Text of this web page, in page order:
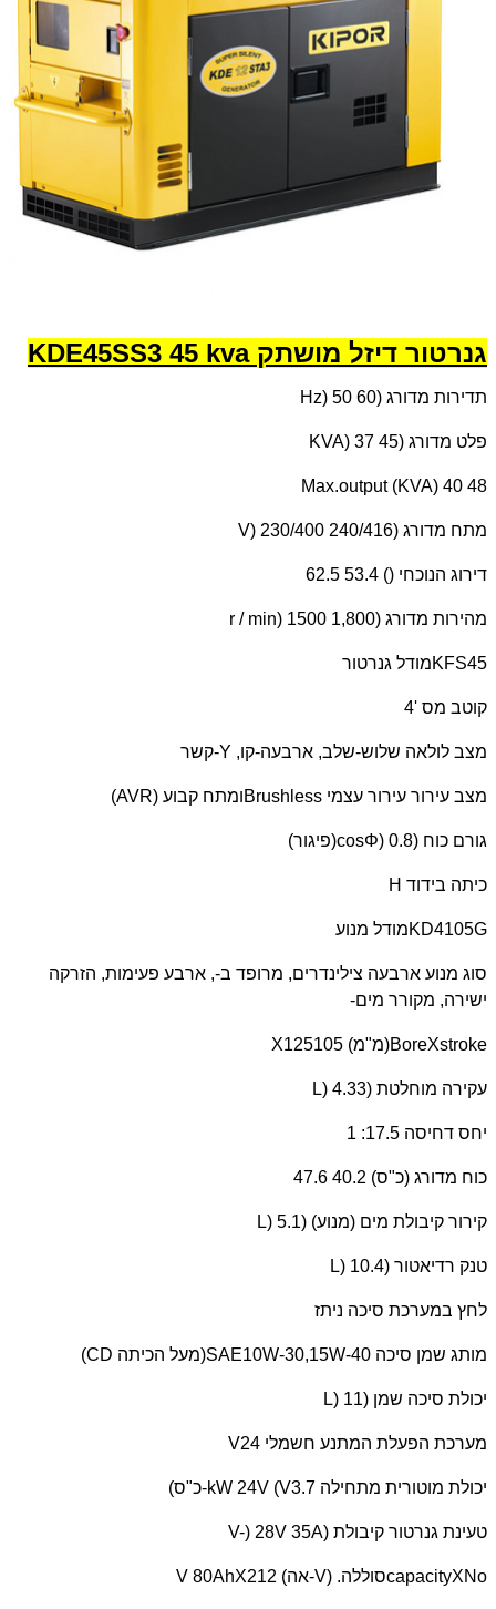
גנרטור דיזל מושתק KDE45SS3 45 kva
תדירות מדורג (Hz) 50 60
פלט מדורג (KVA) 37 45
Max.output (KVA) 40 48
מתח מדורג (V) 230/400 240/416
דירוג הנוכחי () 53.4 62.5
מהירות מדורג (r / min) 1500 1,800
KFS45מודל גנרטור
קוטב מס '4
מצב לולאה שלוש-שלב, ארבעה-קו, Y-קשר
מצב עירור עירור עצמי Brushlessומתח קבוע (AVR
)
גורם כוח (cosΦ) 0.8(פיגור)
כיתה בידוד H
KD4105Gמודל מנוע
סוג מנוע ארבעה צילינדרים, מרופד ב-, ארבע פעימות, הזרקה
ישירה, מקורר מים-
BoreXstroke(מ"מ) 105 X125
עקירה מוחלטת (L) 4.33
יחס דחיסה 17.5: 1
כוח מדורג (כ"ס) 40.2 47.6
קירור קיבולת מים (מנוע) (L) 5.1
טנק רדיאטור (L) 10.4
לחץ במערכת סיכה ניתז
מותג שמן סיכה SAE10W-30,15W-40(מעל הכיתה CD
)
יכולת סיכה שמן (L) 11
מערכת הפעלת המתנע חשמלי 24 V
יכולת מוטורית מתחילה 3.7 kW 24V (V-כ"ס)
טעינת גנרטור קיבולת (V-) 28V 35A
capacityXNoסוללה. (V-אה) 12 V 80AhX2